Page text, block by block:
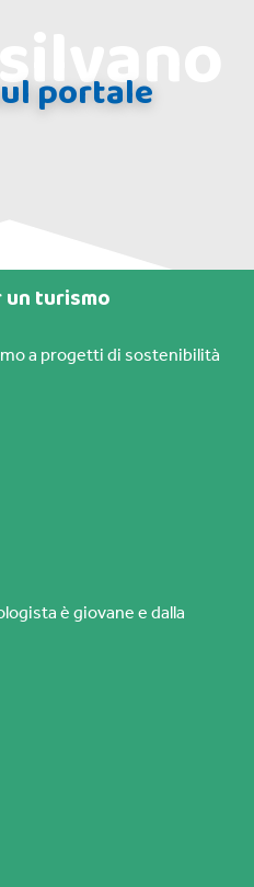
portale
turismo
a progetti di sostenibilità
è giovane e dalla